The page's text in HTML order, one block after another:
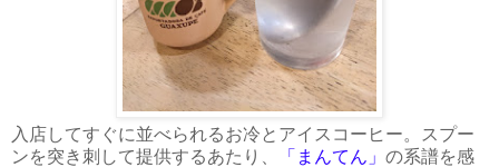
入店してすぐに並べられるお冷とアイスコーヒー。スプー
ンを突き刺して提供するあたり、
「まんてん」 の系譜を感